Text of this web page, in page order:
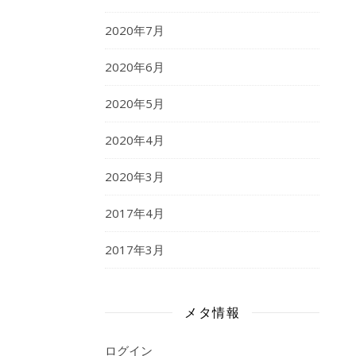
2020年7月
2020年6月
2020年5月
2020年4月
2020年3月
2017年4月
2017年3月
メタ情報
ログイン